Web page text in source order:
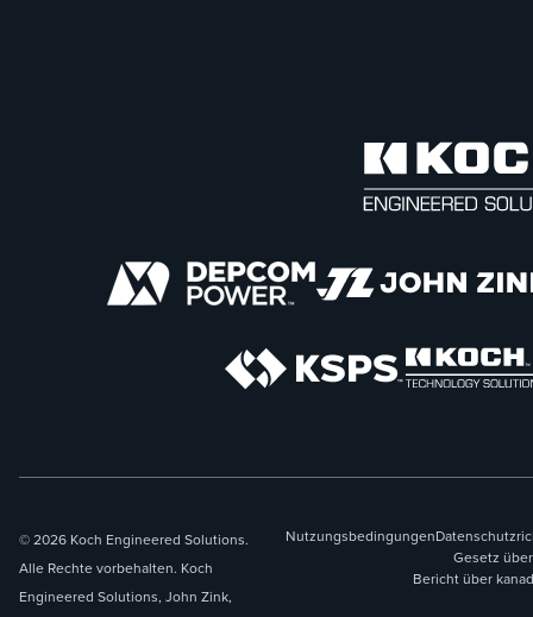
© 2026 Koch Engineered Solutions.
Alle Rechte vorbehalten. Koch
Engineered Solutions, John Zink,
Nutzungsbedingungen
Gesetz
Bericht über